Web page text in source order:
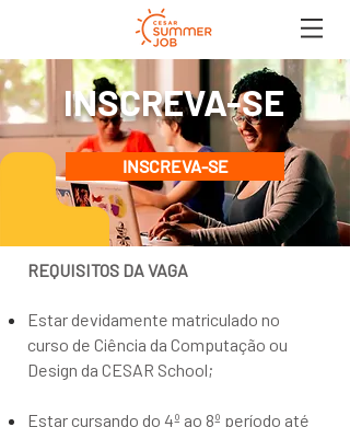
INSCREVA-SE
INSCREVA-SE
REQUISITOS DA VAGA
Estar devidamente matriculado no
curso de Ciência da Computação ou
Design da CESAR School;
Estar cursando do 4º ao 8º período até